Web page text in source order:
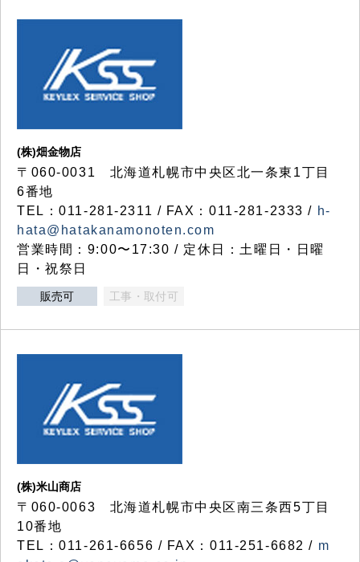
(株)畑金物店
〒060-0031 北海道札幌市中央区北一条東1丁目
6番地
TEL：011-281-2311 / FAX：011-281-2333 / h-
hata@hatakanamonoten.com
営業時間：9:00〜17:30 / 定休日：土曜日・日曜
日・祝祭日
販売可 工事・取付可
(株)米山商店
〒060-0063 北海道札幌市中央区南三条西5丁目
10番地
TEL：011-261-6656 / FAX：011-251-6682 / m